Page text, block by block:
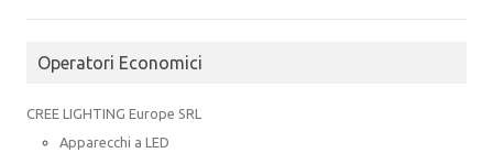
Operatori Economici
CREE LIGHTING Europe SRL
Apparecchi a LED